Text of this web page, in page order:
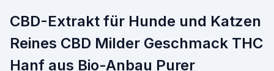
CBD-Extrakt für Hunde und Katzen
Reines CBD Milder Geschmack THC
Hanf aus Bio-Anbau Purer